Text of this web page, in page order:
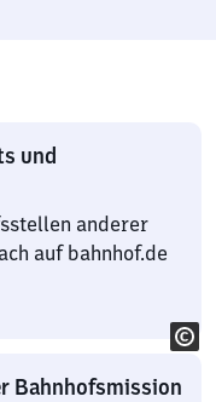
und
anderer
auf bahnhof.de
Bahnhofsmission